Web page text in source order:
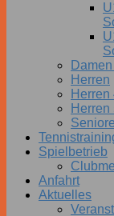
Herren
Herren
Herren
Spielbetrieb
Anfahrt
Aktuelles